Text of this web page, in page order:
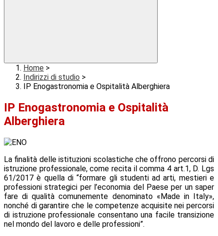
Home >
Indirizzi di studio >
IP Enogastronomia e Ospitalità Alberghiera
IP Enogastronomia e Ospitalità
Alberghiera
La finalità delle istituzioni scolastiche che offrono percorsi di
istruzione professionale, come recita il comma 4 art.1, D. Lgs
61/2017 è quella di “formare gli studenti ad arti, mestieri e
professioni strategici per l’economia del Paese per un saper
fare di qualità comunemente denominato «Made in Italy»,
nonché di garantire che le competenze acquisite nei percorsi
di istruzione professionale consentano una facile transizione
nel mondo del lavoro e delle professioni”.